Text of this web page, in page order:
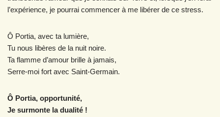
l’expérience, je pourrai commencer à me libérer de ce stress.
Ô Portia, avec ta lumière,
Tu nous libères de la nuit noire.
Ta flamme d’amour brille à jamais,
Serre-moi fort avec Saint-Germain.
Ô Portia, opportunité,
Je surmonte la dualité !